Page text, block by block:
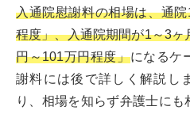
入通院慰謝料の相場は、通
程度」、入通院期間が1～3
円～101万円程度」になるケ
謝料には後で詳しく解説し
り、相場を知らず弁護士に